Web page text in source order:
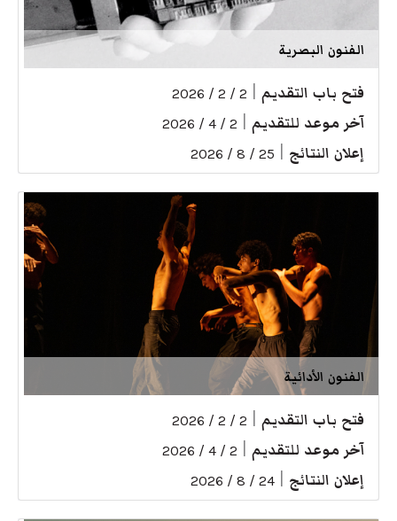
الفنون البصرية
فتح باب التقديم 2 / 2 / 2026
آخر موعد للتقديم 2 / 4 / 2026
إعلان النتائج 25 / 8 / 2026
الفنون الأدائية
فتح باب التقديم 2 / 2 / 2026
آخر موعد للتقديم 2 / 4 / 2026
إعلان النتائج 24 / 8 / 2026